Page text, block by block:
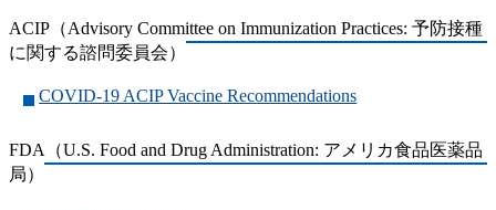
ACIP（Advisory Committee on Immunization Practices: 予防接種
に関する諮問委員会）
COVID-19 ACIP Vaccine Recommendations
FDA（U.S. Food and Drug Administration: アメリカ食品医薬品
局）